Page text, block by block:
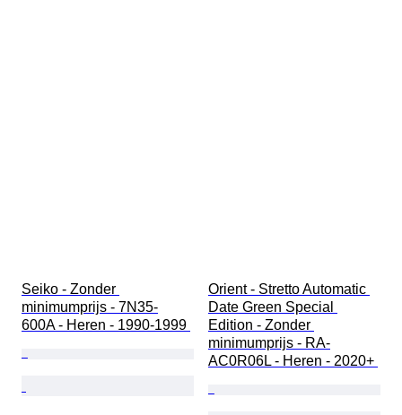
Seiko - Zonder
minimumprijs - 7N35-
600A - Heren - 1990-1999
Orient - Stretto Automatic
Date Green Special
Edition - Zonder
minimumprijs - RA-
AC0R06L - Heren - 2020+